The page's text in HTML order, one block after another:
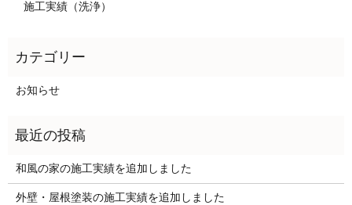
施工実績（洗浄）
お知らせ
和風の家の施工実績を追加しました
外壁・屋根塗装の施工実績を追加しました